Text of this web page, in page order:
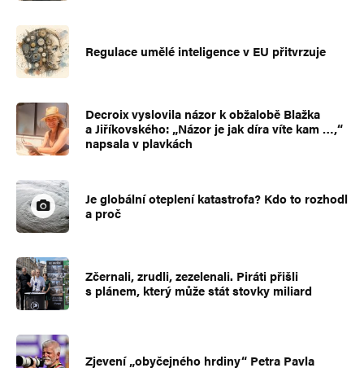
Regulace umělé inteligence v EU přitvrzuje
Decroix vyslovila názor k obžalobě Blažka
a Jiříkovského: „Názor je jak díra víte kam …,“
napsala v plavkách
Je globální oteplení katastrofa? Kdo to rozhodl
a proč
Zčernali, zrudli, zezelenali. Piráti přišli
s plánem, který může stát stovky miliard
Zjevení „obyčejného hrdiny“ Petra Pavla